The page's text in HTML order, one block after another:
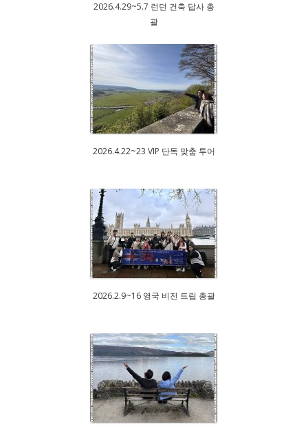
2026.4.29~5.7 런던 건축 답사 총
괄
2026.4.22~23 VIP 단독 맞춤 투어
2026.2.9~16 영국 비전 트립 총괄